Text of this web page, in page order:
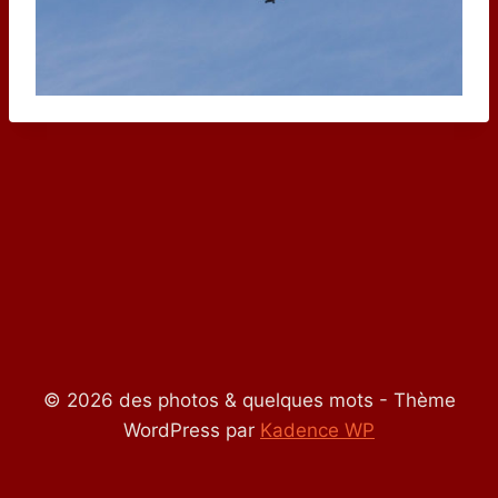
© 2026 des photos & quelques mots - Thème
WordPress par Kadence WP